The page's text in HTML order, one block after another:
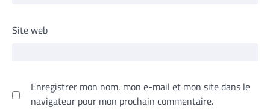
Site web
Enregistrer mon nom, mon e-mail et mon site dans le
navigateur pour mon prochain commentaire.